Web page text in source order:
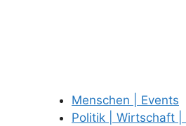
Menschen | Events
Politik | Wirtschaft |